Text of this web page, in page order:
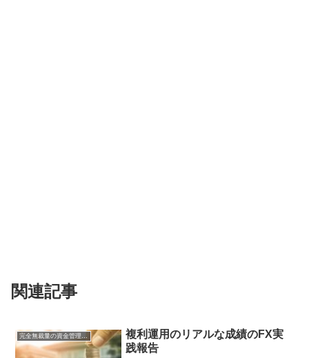
関連記事
複利運用のリアルな成績のFX実
践報告